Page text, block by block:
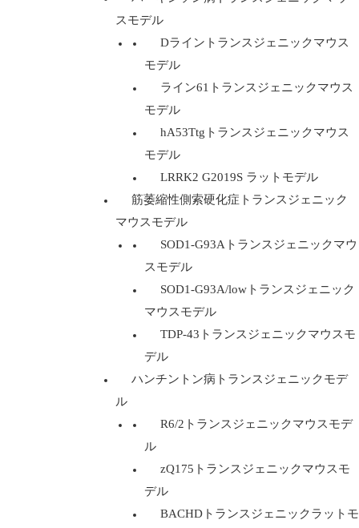
スモデル
Dライントランスジェニックマウス
モデル
ライン61トランスジェニックマウス
モデル
hA53Ttgトランスジェニックマウス
モデル
LRRK2 G2019S ラットモデル
筋萎縮性側索硬化症トランスジェニック
マウスモデル
SOD1-G93Aトランスジェニックマウ
スモデル
SOD1-G93A/lowトランスジェニック
マウスモデル
TDP-43トランスジェニックマウスモ
デル
ハンチントン病トランスジェニックモデ
ル
R6/2トランスジェニックマウスモデ
ル
zQ175トランスジェニックマウスモ
デル
BACHDトランスジェニックラットモ